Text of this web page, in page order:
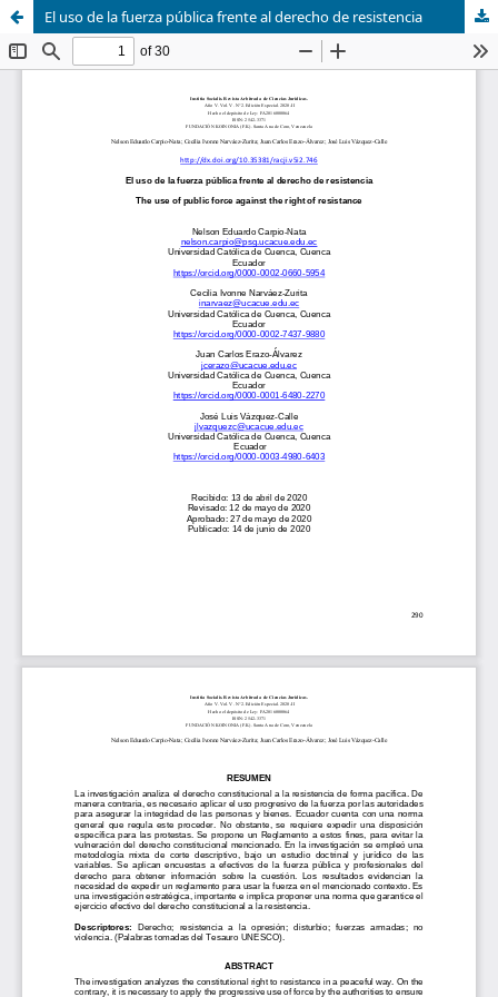
El uso de la fuerza pública frente al derecho de resistencia